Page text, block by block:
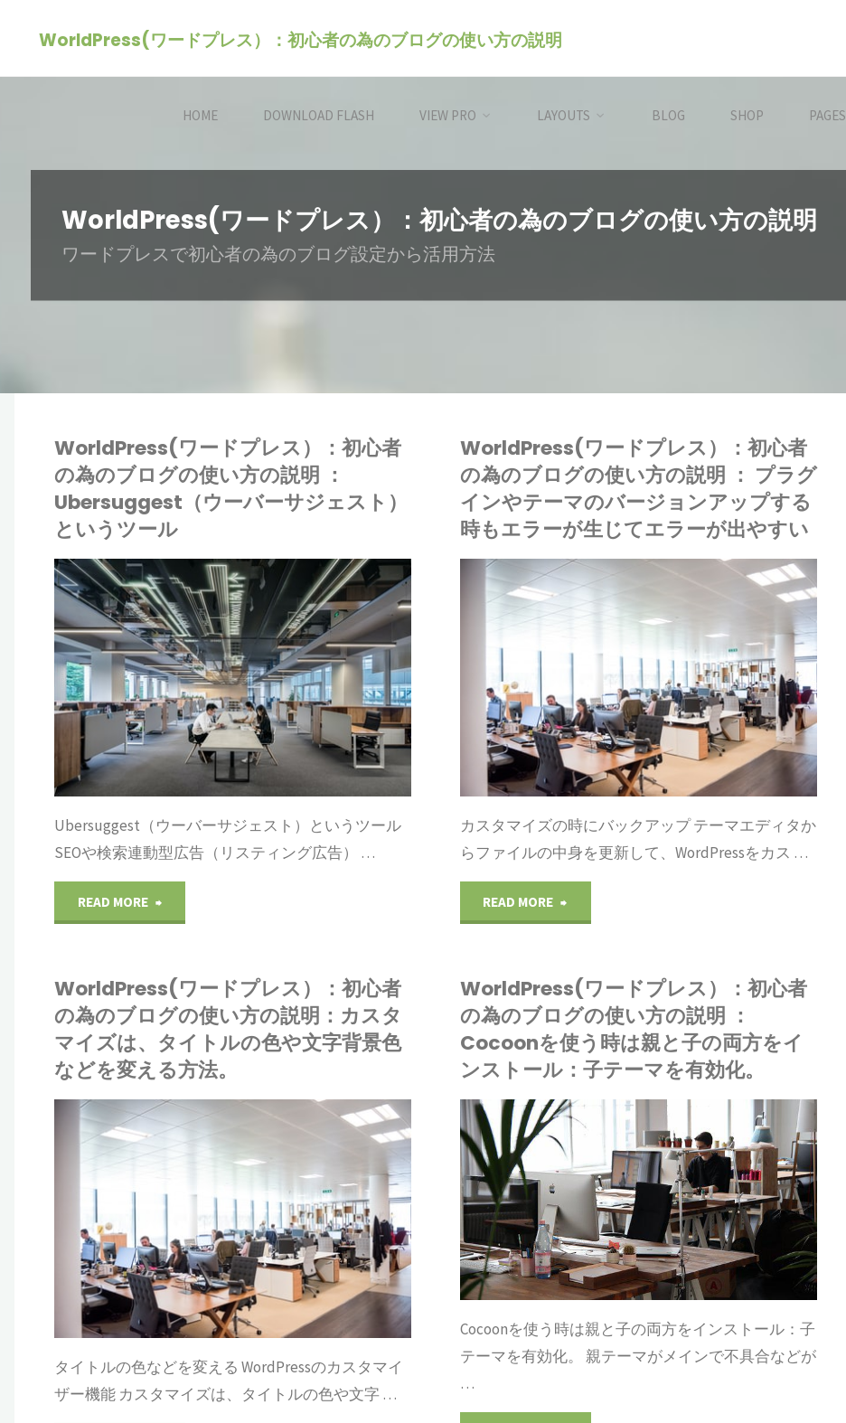
WorldPress(ワードプレス）：初心者の為のブログの使い方の説明
HOME DOWNLOAD FLASH VIEW PRO LAYOUTS BLOG SHOP PAGES
WorldPress(ワードプレス）：初心者の為のブログの使い方の説明
ワードプレスで初心者の為のブログ設定から活用方法
WorldPress(ワードプレス）：初心者
の為のブログの使い方の説明 ：
Ubersuggest（ウーバーサジェスト）
というツール
Ubersuggest（ウーバーサジェスト）というツール
SEOや検索連動型広告（リスティング広告） …
READ MORE "WorldPress(ワ
ド
プ
レ
ス）：
心
者
の
為
の
WorldPress(ワードプレス）：初心者
の為のブログの使い方の説明 ： プラグ
インやテーマのバージョンアップする
時もエラーが生じてエラーが出やすい
ALRIONE
ワードプレス
カスタマイズの時にバックアップ テーマエディタか
らファイルの中身を更新して、WordPressをカス …
READ MORE
ド
プ
レ
ス）：
初
者
の
為
の
ブ
WorldPress(ワードプレス）：初心者
の為のブログの使い方の説明：カスタ
マイズは、タイトルの色や文字背景色
などを変える方法。
タイトルの色などを変える WordPressのカスタマイ
ザー機能 カスタマイズは、タイトルの色や文字 …
WorldPress(ワードプレス）：初心者
の為のブログの使い方の説明 ：
Cocoonを使う時は親と子の両方をイ
ンストール：子テーマを有効化。
ALRIONE
ワードプレス
Cocoonを使う時は親と子の両方をインストール：子
テーマを有効化。 親テーマがメインで不具合などが
…